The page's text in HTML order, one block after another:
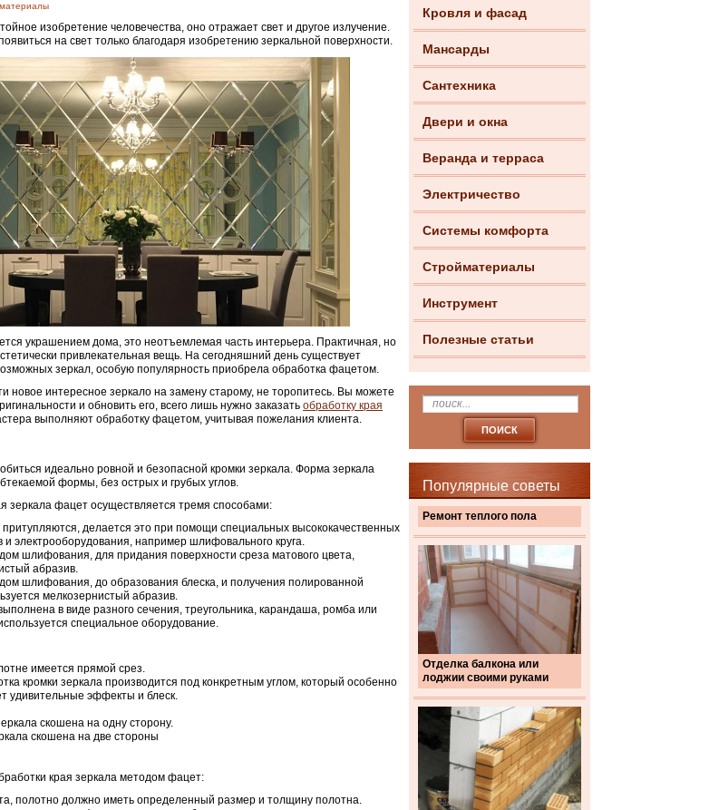
Кровля и фасад
Мансарды
Сантехника
Двери и окна
Веранда и терраса
Электричество
Системы комфорта
Стройматериалы
Инструмент
Полезные статьи
Популярные советы
Ремонт теплого пола
Отделка балкона или
лоджии своими руками
изобретение человечества, оно отражает свет и другое излучение.
на свет только благодаря изобретению зеркальной поверхности.
украшением дома, это неотъемлемая часть интерьера. Практичная, но
привлекательная вещь. На сегодняшний день существует
зеркал, особую популярность приобрела обработка фацетом.
новое интересное зеркало на замену старому, не торопитесь. Вы можете
и обновить его, всего лишь нужно заказать обработку края
выполняют обработку фацетом, учитывая пожелания клиента.
идеально ровной и безопасной кромки зеркала. Форма зеркала
формы, без острых и грубых углов.
зеркала фацет осуществляется тремя способами:
притупляются, делается это при помощи специальных высококачественных
и электрооборудования, например шлифовального круга.
шлифования, для придания поверхности среза матового цвета,
абразив.
шлифования, до образования блеска, и получения полированной
мелкозернистый абразив.
в виде разного сечения, треугольника, карандаша, ромба или
специальное оборудование.
имеется прямой срез.
кромки зеркала производится под конкретным углом, который особенно
удивительные эффекты и блеск.
скошена на одну сторону.
скошена на две стороны
края зеркала методом фацет:
полотно должно иметь определенный размер и толщину полотна.